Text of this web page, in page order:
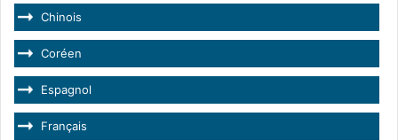
Chinois
Coréen
Espagnol
Français